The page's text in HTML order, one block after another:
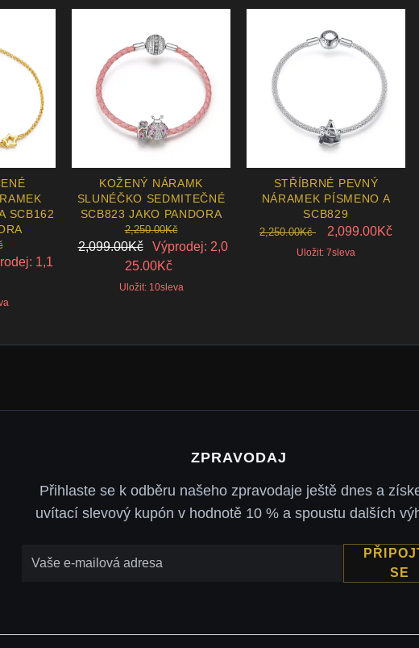
SCB162
1,1
KOŽENÝ NÁRAMK
SLUNÉČKO SEDMITEČNÉ
SCB823 JAKO PANDORA
2,250.00Kč
2,099.00Kč
Výprodej: 2,0
25.00Kč
Uložit: 10sleva
STŘÍBRNÉ PEVNÝ
NÁRAMEK PÍSMENO A
SCB829
2,250.00Kč
2,099.00Kč
Uložit: 7sleva
ZPRAVODAJ
Přihlaste se k odběru našeho zpravodaje ještě dnes a
uvítací slevový kupón v hodnotě 10 % a spoustu dalších
SE